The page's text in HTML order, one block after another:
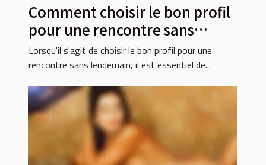
Comment choisir le bon profil
pour une rencontre sans
lendemain ?
Lorsqu'il s'agit de choisir le bon profil pour une
rencontre sans lendemain, il est essentiel de...